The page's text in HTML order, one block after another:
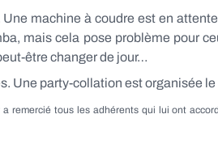
machine à coudre est en
mais cela pose problème pour
être changer de jour…
Une party-collation est organisée
a remercié tous les adhérents qui lui ont